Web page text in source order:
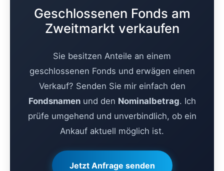
Geschlossenen Fonds am
Zweitmarkt verkaufen
Sie besitzen Anteile an einem
geschlossenen Fonds und erwägen einen
Verkauf? Senden Sie mir einfach den
Fondsnamenund den Nominalbetrag. Ich
prüfe umgehend und unverbindlich, ob ein
Ankauf aktuell möglich ist.
Jetzt Anfrage senden